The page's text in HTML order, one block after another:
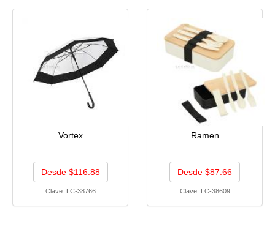
Vortex
Desde $116.88
Clave: LC-38766
Ramen
Desde $87.66
Clave: LC-38609